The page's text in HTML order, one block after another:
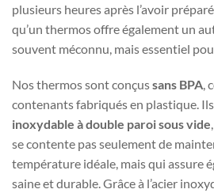
plusieurs heures après l’avoir
qu’un thermos offre également un
souvent méconnu, mais essentiel
Nos thermos sont conçussans BPA,
contenants fabriqués en plastique.
inoxydable à double paroi sous vide
se contente pas seulement de
température idéale, mais qui assure
saine et durable. Grâce à l’acier